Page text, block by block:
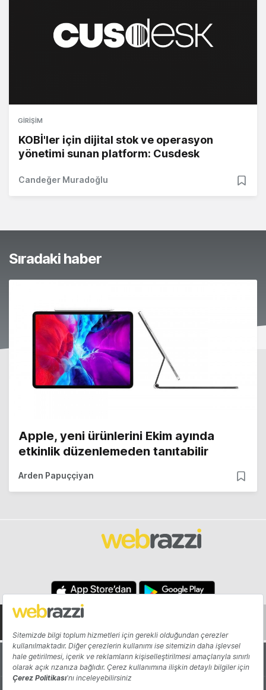
GIRIŞIM
KOBİ'ler için dijital stok ve operasyon
yönetimi sunan platform: Cusdesk
Candeğer Muradoğlu
Sıradaki haber
Apple, yeni ürünlerini Ekim ayında
etkinlik düzenlemeden tanıtabilir
Arden Papuççiyan
Hakkında Yazarlar